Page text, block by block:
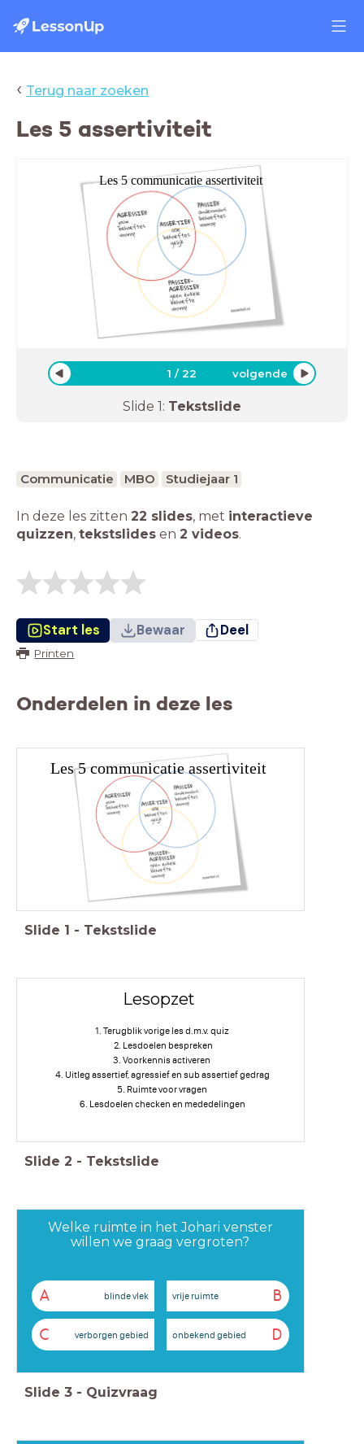
‹ Terug naar zoeken
Les 5 assertiviteit
Les 5 communicatie assertiviteit
1 /22 volgende
Slide 1: Tekstslide
Communicatie MBO Studiejaar 1
In deze les zitten 22 slides, met interactieve
quizzen, tekstslides en 2 videos.
Start les Bewaar Deel
Printen
Onderdelen in deze les
Les 5 communicatie assertiviteit
Slide 1 - Tekstslide
Lesopzet
Terugblik vorige les d.m.v. quiz
Lesdoelen bespreken
Voorkennis activeren
Uitleg assertief, agressief en sub assertief gedrag
Ruimte voor vragen
Lesdoelen checken en mededelingen
Slide 2 - Tekstslide
Welke ruimte in het Johari venster
willen we graag vergroten?
A blinde vlek B
vrije ruimte
C verborgen gebied D
onbekend gebied
Slide 3 - Quizvraag